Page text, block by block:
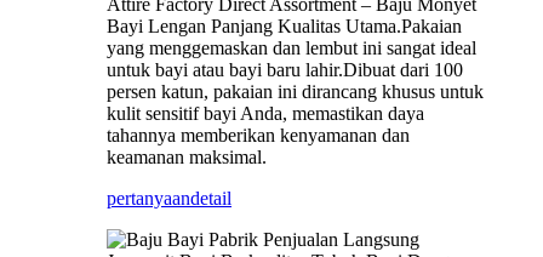
Attire Factory Direct Assortment – ​​Baju Monyet
Bayi Lengan Panjang Kualitas Utama.Pakaian
yang menggemaskan dan lembut ini sangat ideal
untuk bayi atau bayi baru lahir.Dibuat dari 100
persen katun, pakaian ini dirancang khusus untuk
kulit sensitif bayi Anda, memastikan daya
tahannya memberikan kenyamanan dan
keamanan maksimal.
pertanyaandetail